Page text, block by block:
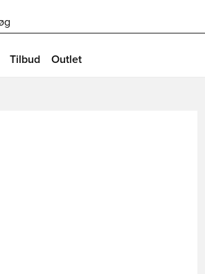
Tilbud Outlet